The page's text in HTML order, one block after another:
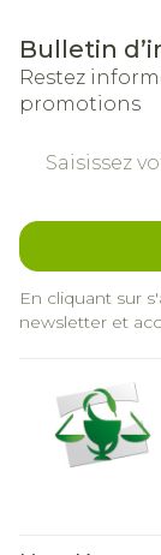
Bulletin
Restez
promotions
En cliquant sur
newsletter et